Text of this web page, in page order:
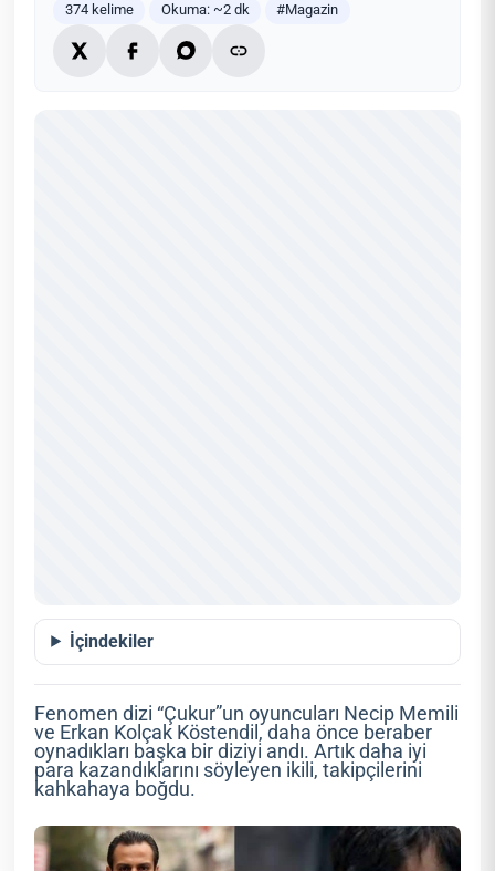
374 kelime Okuma: ~2 dk #Magazin
İçindekiler
Fenomen dizi “Çukur”un oyuncuları Necip Memili
ve Erkan Kolçak Köstendil, daha önce beraber
oynadıkları başka bir diziyi andı. Artık daha iyi
para kazandıklarını söyleyen ikili, takipçilerini
kahkahaya boğdu.